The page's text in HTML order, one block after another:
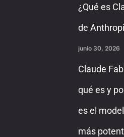
¿Qué es
de
junio 30, 2026
Claude
qué es y
es el
más